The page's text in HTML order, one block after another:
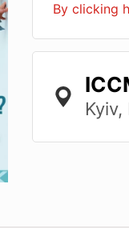
By clicking